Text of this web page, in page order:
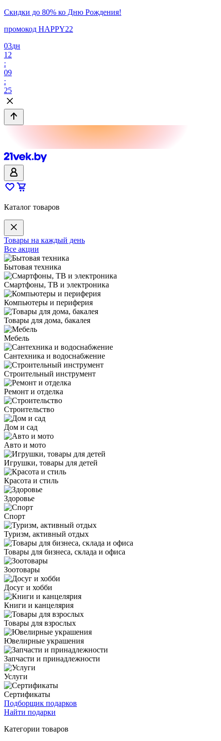
Скидки до 80% ко Дню Рождения!
промокод HAPPY22
03дн
12
:
09
:
25
Каталог товаров
Товары на каждый день
Все акции
Бытовая техника
Смартфоны, ТВ и электроника
Компьютеры и периферия
Товары для дома, бакалея
Мебель
Сантехника и водоснабжение
Строительный инструмент
Ремонт и отделка
Строительство
Дом и сад
Авто и мото
Игрушки, товары для детей
Красота и стиль
Здоровье
Спорт
Туризм, активный отдых
Товары для бизнеса, склада и офиса
Зоотовары
Досуг и хобби
Книги и канцелярия
Товары для взрослых
Ювелирные украшения
Запчасти и принадлежности
Услуги
Сертификаты
Подборщик подарков
Найти подарки
Категории товаров